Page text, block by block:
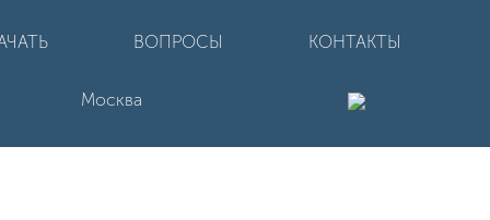
ВОПРОСЫ КОНТАКТЫ
Москва